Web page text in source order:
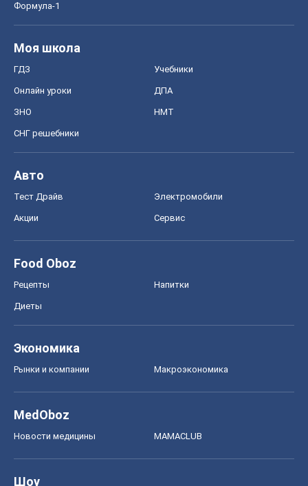
Формула-1
Моя школа
ГДЗ Учебники
Онлайн уроки ДПА
ЗНО НМТ
СНГ решебники
Авто
Тест Драйв Электромобили
Акции Сервис
Food Oboz
Рецепты Напитки
Диеты
Экономика
Рынки и компании Mакроэкономика
MedOboz
Новости медицины MAMACLUB
Шоу